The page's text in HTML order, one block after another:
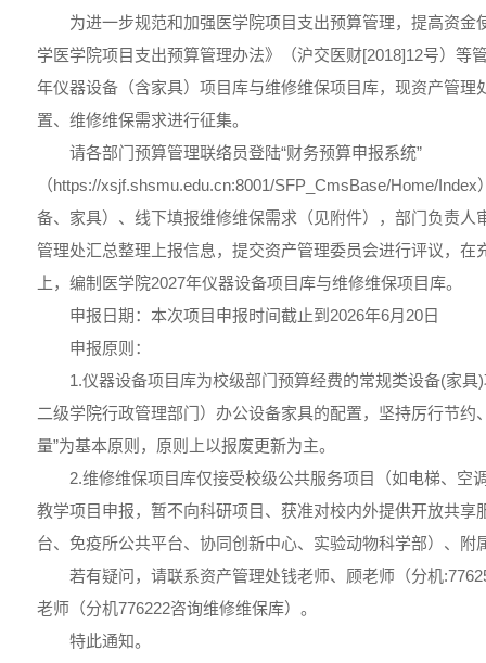
为进一步规范和加强医学院项目支出预算管理，提高资金
学医学院项目支出预算管理办法》（沪交医财[2018]12号）等
年仪器设备（含家具）项目库与维修维保项目库，现资产管理
置、维修维保需求进行征集。
请各部门预算管理联络员登陆“财务预算申报系统”
（https://xsjf.shsmu.edu.cn:8001/SFP_CmsBase/Home/
备、家具）、线下填报维修维保需求（见附件），部门负责人
管理处汇总整理上报信息，提交资产管理委员会进行评议，在
上，编制医学院2027年仪器设备项目库与维修维保项目库。
申报日期：本次项目申报时间截止到2026年6月20日
申报原则：
1.仪器设备项目库为校级部门预算经费的常规类设备(家
二级学院行政管理部门）办公设备家具的配置，坚持厉行节约
量”为基本原则，原则上以报废更新为主。
2.维修维保项目库仅接受校级公共服务项目（如电梯、空
教学项目申报，暂不向科研项目、获准对校内外提供开放共享
台、免疫所公共平台、协同创新中心、实验动物科学部）、附
若有疑问，请联系资产管理处钱老师、顾老师（分机
老师（分机776222咨询维修维保库）。
特此通知。